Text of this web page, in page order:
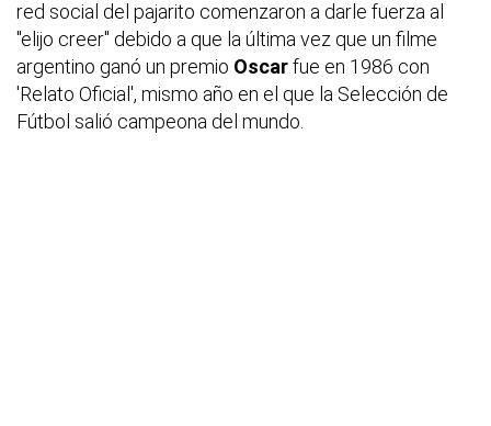
red social del pajarito comenzaron a darle fuerza al
"elijo creer" debido a que la última vez que un filme
argentino ganó un premio Oscarfue en 1986 con
'Relato Oficial', mismo año en el que la Selección de
Fútbol salió campeona del mundo.